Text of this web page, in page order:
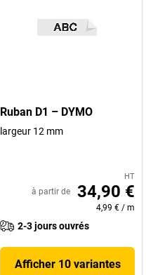
Ruban D1 – DYMO
largeur 12 mm
HT
à partir de 34,90 €
4,99 € / m
2-3 jours ouvrés
Afficher 10 variantes